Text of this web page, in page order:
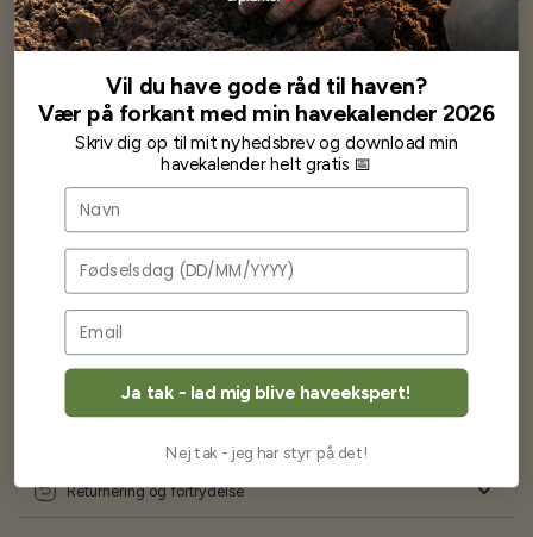
venlighed og god service.
Jeg vil klart anbefale andre at købe her fra
Karsten Larsen
Ofte stillede spørgsmål
Levering og forsendelse
Frøkvalitet og garanti
Returnering og fortrydelse
Vil du have gode råd til haven?
Vær på forkant med min havekalender 2026
Skriv dig op til mit nyhedsbrev og download min
havekalender helt gratis 📅
Navn
Fødselsdag
Ja tak - lad mig blive haveekspert!
Nej tak - jeg har styr på det!